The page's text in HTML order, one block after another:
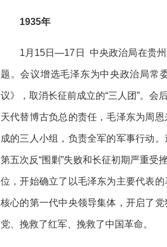
1935年
1月15日—17日 中央政治局在贵
题。会议增选毛泽东为中央政治局常
议》，取消长征前成立的“三人团”。
天代替博古负总的责任，毛泽东为周
成的三人小组，负责全军的军事行动
第五次反“围剿”失败和长征初期严重
位，开始确立了以毛泽东为主要代表
核心的第一代中央领导集体，开启了
党、挽救了红军、挽救了中国革命。